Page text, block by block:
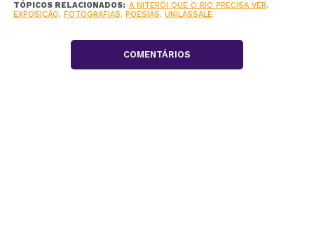
TÓPICOS RELACIONADOS: A NITERÓI QUE O RIO PRECISA VER,
EXPOSIÇÃO, FOTOGRAFIAS, POESIAS, UNILASSALE
COMENTÁRIOS